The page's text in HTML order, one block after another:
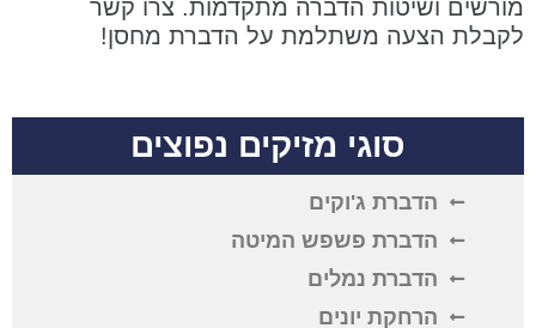
מורשים ושיטות הדברה מתקדמות. צרו קשר
לקבלת הצעה משתלמת על הדברת מחסן!
סוגי מזיקים נפוצים
הדברת ג'וקים
הדברת פשפש המיטה
הדברת נמלים
הרחקת יונים